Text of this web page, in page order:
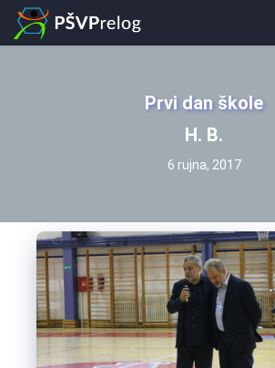
Prvi dan škole
H. B.
6 rujna, 2017